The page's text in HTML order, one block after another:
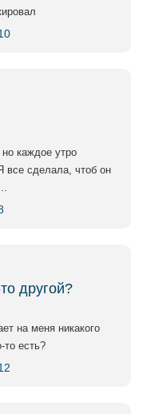
каждое утро
сделала, чтоб он
другой?
на меня никакого
есть?